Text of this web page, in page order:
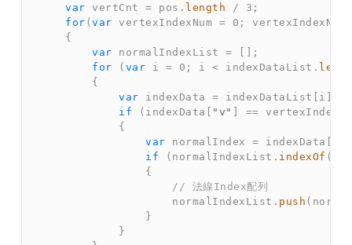
var vertCnt = pos . length / 3 ;
for (var vertexIndexNum = 0 ;
vertexIndexNum
{
var normalIndexList = [ ] ;
for
( var i = 0 ; i < indexDataList .
{
var indexData = indexDataList [ i ]
if
( indexData [ "v" ] ==
{
var normalIndex = indexData [
if
( normalIndexList . indexOf (
{
// 法線Index配列
                    normalIndexList
. push (
}
}